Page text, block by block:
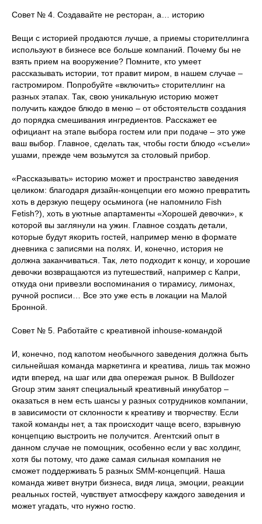
Совет № 4. Создавайте не ресторан, а… историю
Вещи с историей продаются лучше, а приемы сторителлинга
используют в бизнесе все больше компаний. Почему бы не
взять прием на вооружение? Помните, кто умеет
рассказывать истории, тот правит миром, в нашем случае –
гастромиром. Попробуйте «включить» сторителлинг на
разных этапах. Так, свою уникальную историю может
получить каждое блюдо в меню – от обстоятельств создания
до порядка смешивания ингредиентов. Расскажет ее
официант на этапе выбора гостем или при подаче – это уже
ваш выбор. Главное, сделать так, чтобы гости блюдо «съели»
ушами, прежде чем возьмутся за столовый прибор.
«Рассказывать» историю может и пространство заведения
целиком: благодаря дизайн-концепции его можно превратить
хоть в дерзкую пещеру осьминога (не напомнило Fish
Fetish?), хоть в уютные апартаменты «Хорошей девочки», к
которой вы заглянули на ужин. Главное создать детали,
которые будут якорить гостей, например меню в формате
дневника с записями на полях. И, конечно, история не
должна заканчиваться. Так, лето подходит к концу, и хорошие
девочки возвращаются из путешествий, например с Капри,
откуда они привезли воспоминания о тирамису, лимонах,
ручной росписи… Все это уже есть в локации на Малой
Бронной.
Совет № 5. Работайте с креативной inhouse-командой
И, конечно, под капотом необычного заведения должна быть
сильнейшая команда маркетинга и креатива, лишь так можно
идти вперед, на шаг или два опережая рынок. В Bulldozer
Group этим занят специальный креативный инкубатор –
оказаться в нем есть шансы у разных сотрудников компании,
в зависимости от склонности к креативу и творчеству. Если
такой команды нет, а так происходит чаще всего, взрывную
концепцию выстроить не получится. Агентский опыт в
данном случае не помощник, особенно если у вас холдинг,
хотя бы потому, что даже самая сильная компания не
сможет поддерживать 5 разных SMM-концепций. Наша
команда живет внутри бизнеса, видя лица, эмоции, реакции
реальных гостей, чувствует атмосферу каждого заведения и
может угадать, что нужно гостю.